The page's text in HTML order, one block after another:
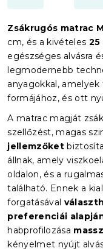
Zsákrugós matrac
cm, és a kivételes 25
egészséges alvásra
legmodernebb
anyagokkal,
formájához, és ott
A matrac magját
szellőzést, magas
jellemzőket
állnak, amely
oldalon, és a
található. Ennek a
forgatásával
preferenciái
habprofilozása
kényelmet nyújt